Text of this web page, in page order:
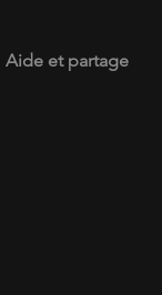
Aide et partage